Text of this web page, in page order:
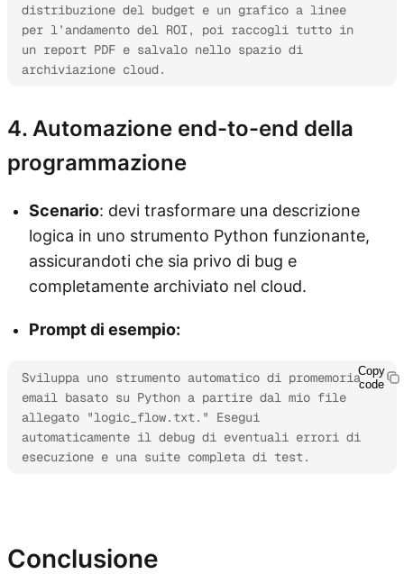
distribuzione del budget e un grafico a linee
per l’andamento del ROI, poi raccogli tutto in
un report PDF e salvalo nello spazio di
archiviazione cloud.
4. Automazione end-to-end della
programmazione
Scenario: devi trasformare una descrizione
logica in uno strumento Python funzionante,
assicurandoti che sia privo di bug e
completamente archiviato nel cloud.
Prompt di esempio:
Sviluppa uno strumento automatico di promemoria
email basato su Python a partire dal mio file
allegato "logic_flow.txt." Esegui
automaticamente il debug di eventuali errori di
esecuzione e una suite completa di test.
Copy
code
Conclusione